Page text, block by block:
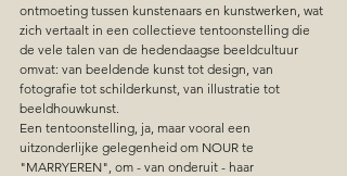
ontmoeting tussen kunstenaars en kunstwerken, wat
zich vertaalt in een collectieve tentoonstelling die
de vele talen van de hedendaagse beeldcultuur
omvat: van beeldende kunst tot design, van
fotografie tot schilderkunst, van illustratie tot
beeldhouwkunst.
Een tentoonstelling, ja, maar vooral een
uitzonderlijke gelegenheid om NOUR te
"MARRYEREN", om - van onderuit - haar